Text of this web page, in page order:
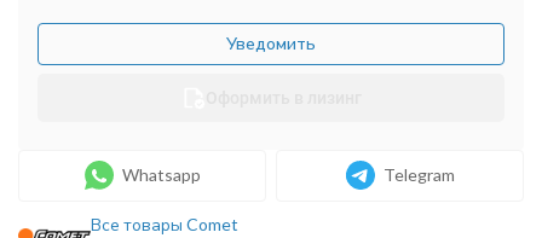
Уведомить
Whatsapp Telegram
Все товары Comet